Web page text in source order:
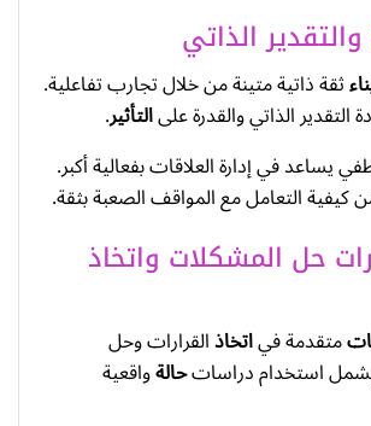
الذاتي
ثقة ذاتية متينة من خلال تجارب تفاعلية.
التقدير الذاتي والقدرة علىالتأثير.
يساعد في إدارة العلاقات بفعالية أكبر.
كيفية التعامل مع المواقف الصعبة بثقة.
حل المشكلات واتخاذ
متقدمة فياتخاذالقرارات وحل
استخدام دراساتحالةواقعية